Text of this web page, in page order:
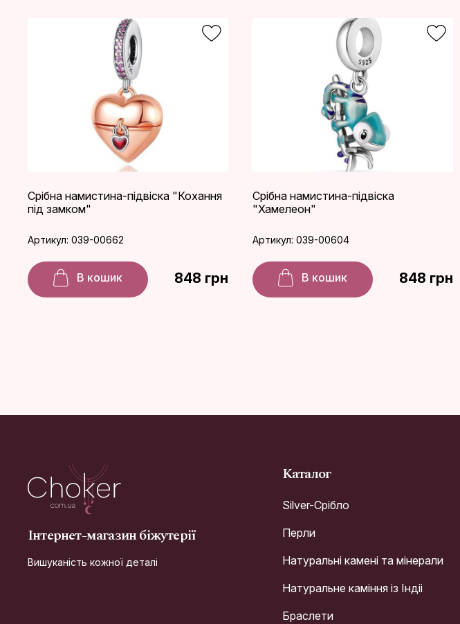
Срібна намистина-підвіска "Кохання
під замком"
Артикул: 039-00662
В кошик 848 грн
Срібна намистина-підвіска
"Хамелеон"
Артикул: 039-00604
В кошик 848 грн
Інтернет-магазин біжутерії
Вишуканість кожної деталі
Каталог
Silver-Срібло
Перли
Натуральні камені та мінерали
Натуральне каміння із Індіі
Браслети